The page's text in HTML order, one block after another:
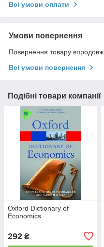
Всі умови оплати
Умови повернення
Повернення товару
Всі умови повернення
Подібні товари компанії
Oxford Dictionary of
Economics
292 ₴